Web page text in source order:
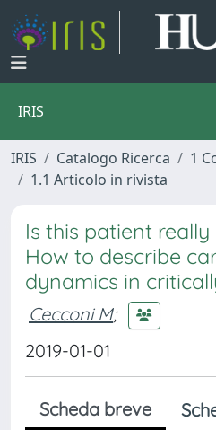
IRIS
IRIS Catalogo Ricerca
1
1.1 Articolo in rivista
Is this patient
How to describe
dynamics in
Cecconi M;
2019-01-01
Scheda breve